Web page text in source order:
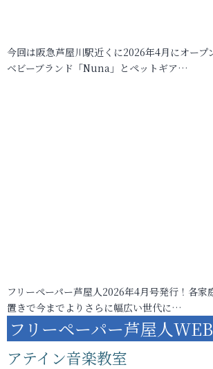
今回は阪急芦屋川駅近くに2026年4月にオープ
ベビーブランド「Nuna」とペットギア…
フリーペーパー芦屋人2026年4月号発行！各家
置きで今までよりさらに幅広い世代に…
フリーペーパー芦屋人WEB
アテイン音楽教室